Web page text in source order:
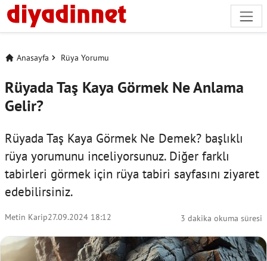
Anasayfa Rüya Yorumu
Rüyada Taş Kaya Görmek Ne Anlama
Gelir?
Rüyada Taş Kaya Görmek Ne Demek? başlıklı
rüya yorumunu inceliyorsunuz. Diğer farklı
tabirleri görmek için rüya tabiri sayfasını ziyaret
edebilirsiniz.
Metin Karip27.09.2024 18:12 3 dakika okuma süresi